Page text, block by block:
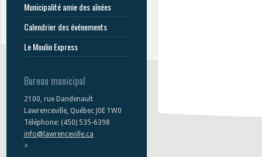
Municipalité amie des aînées
Calendrier des événements
Le Moulin Express
Bureau municipal
2100, rue Dandenault
Lawrenceville, Québec J0E 1W0
Téléphone: (450) 535-6398
info@lawrenceville.ca
>